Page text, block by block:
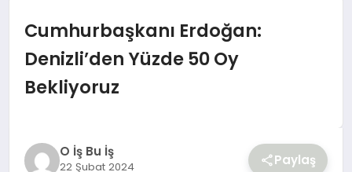
SPOR
Cumhurbaşkanı Erdoğan:
Denizli’den Yüzde 50 Oy
Bekliyoruz
O İş Bu İş
22 Şubat 2024 Paylaş